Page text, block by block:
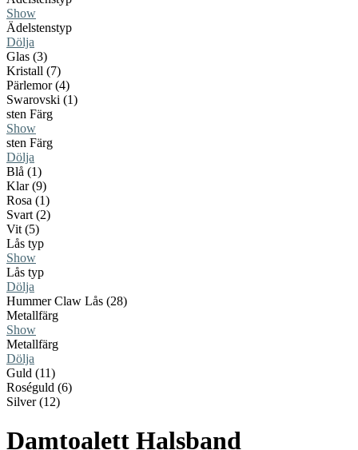
Show
Ädelstenstyp
Dölja
Glas (3)
Kristall (7)
Pärlemor (4)
Swarovski (1)
sten Färg
Show
sten Färg
Dölja
Blå (1)
Klar (9)
Rosa (1)
Svart (2)
Vit (5)
Lås typ
Show
Lås typ
Dölja
Hummer Claw Lås (28)
Metallfärg
Show
Metallfärg
Dölja
Guld (11)
Roséguld (6)
Silver (12)
Damtoalett Halsband